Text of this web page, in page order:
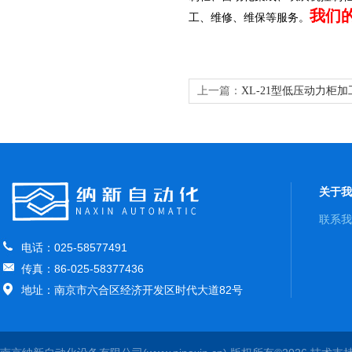
工、维修、维保等服务。 我们
上一篇： XL-21型低压动力柜加
电话：025-58577491
传真：86-025-58377436
地址：南京市六合区经济开发区时代大道82号
关于
联系